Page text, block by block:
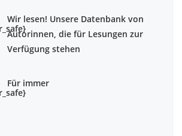
Wir lesen! Unsere Datenbank von
Autorinnen, die für Lesungen zur
Verfügung stehen
Für immer